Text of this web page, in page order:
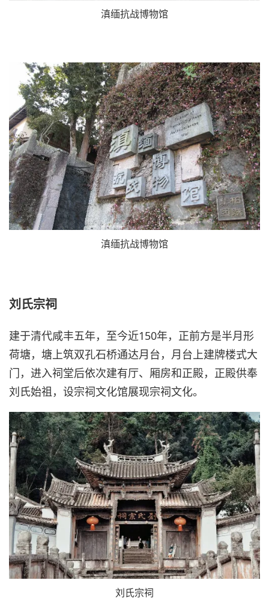
滇缅抗战博物馆
滇缅抗战博物馆
刘氏宗祠
建于清代咸丰五年，至今近150年，正前方是半月形
荷塘，塘上筑双孔石桥通达月台，月台上建牌楼式大
门，进入祠堂后依次建有厅、厢房和正殿，正殿供奉
刘氏始祖，设宗祠文化馆展现宗祠文化。
刘氏宗祠